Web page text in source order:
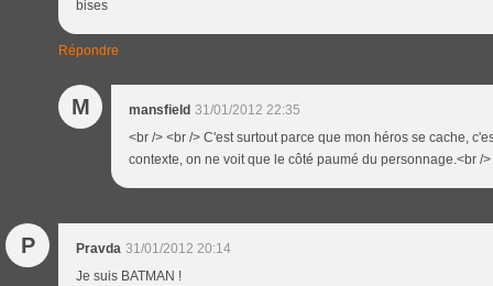
bises
Répondre
M mansfield 31/01/2012 22:35
<br /> <br /> C'est surtout parce que mon héros se cache,
contexte, on ne voit que le côté paumé du personnage.<br />
P Pravda 31/01/2012 20:14
Je suis BATMAN !